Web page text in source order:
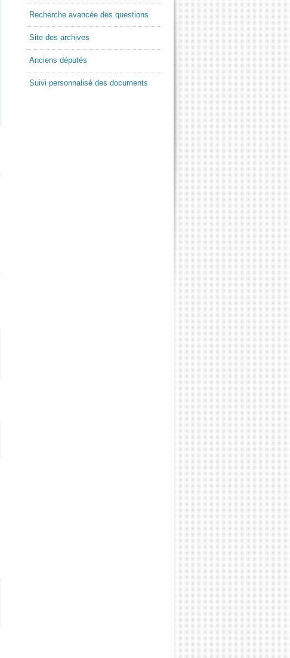
Recherche avancée des questions
Site des archives
Anciens députés
Suivi personnalisé des documents